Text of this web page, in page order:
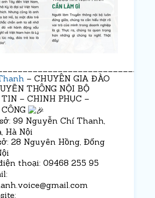
– CHUYÊN GIA ĐÀO
THÔNG NỘI BỘ
– CHINH PHỤC –
99 Nguyễn Chí Thanh,
Hà Nội
28 Nguyên Hồng, Đống
thoại: 09468 255 95